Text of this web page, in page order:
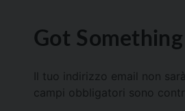
Got Something
Il tuo indirizzo email non
campi obbligatori sono